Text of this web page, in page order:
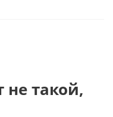
не такой,